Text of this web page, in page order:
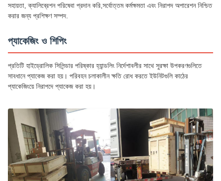
সহায়তা, ক্যালিব্রেশন পরিষেবা প্রদান করি,সর্বোত্তম কর্মক্ষমতা এবং নিরাপদ অপারেশন নিশ্চিত
করার জন্য প্রশিক্ষণ সম্পদ.
প্যাকেজিং ও শিপিং
প্রতিটি হাইড্রোলিক সিলিন্ডার পরিষ্কার হ্যান্ডলিং নির্দেশাবলীর সাথে সুরক্ষা উপকরণগুলিতে
সাবধানে প্যাকেজ করা হয়। পরিবহন চলাকালীন ক্ষতি রোধ করতে ইউনিটগুলি কাঠের
প্যাকেজিংয়ে নিরাপদে প্যাকেজ করা হয়।